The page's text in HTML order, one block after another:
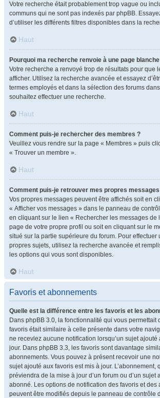
Votre recherche était probablement trop vague ou
communs qui ne sont pas indexés par phpBB.
d’utiliser les différents filtres disponibles dans la
Haut
Pourquoi ma recherche renvoie à une page
Votre recherche a renvoyé trop de résultats pour que
afficher. Utilisez la recherche avancée et essayez
termes employés et dans la sélection des forums
souhaitez effectuer une recherche.
Haut
Comment puis-je rechercher des membres ?
Veuillez vous rendre sur la page « Membres » puis
« Trouver un membre ».
Haut
Comment puis-je retrouver mes propres
Vos propres messages peuvent être affichés soit en
« Afficher vos messages » dans le panneau de
en cliquant sur le lien « Rechercher les messages de
page de votre propre profil ou soit en cliquant sur le
situé sur la partie supérieure du forum. Pour effectuer
propres sujets, utilisez la recherche avancée et
les options qui vous sont disponibles.
Haut
Favoris et abonnements
Quelle est la différence entre les favoris et les
Dans phpBB 3.0, la fonctionnalité qui vous permettait
favoris était similaire à celle présente dans votre
ne receviez aucune notification lorsqu’un sujet ajouté
jour. Dans phpBB 3.3, les favoris sont davantage
abonnements. Vous pouvez à présent recevoir une
sujet ajouté aux favoris est mis à jour. L’abonnement,
préviendra de la mise à jour d’un forum ou d’un sujet
abonné. Les options de notification des favoris et des
peuvent être modifiés depuis le panneau de contrôle